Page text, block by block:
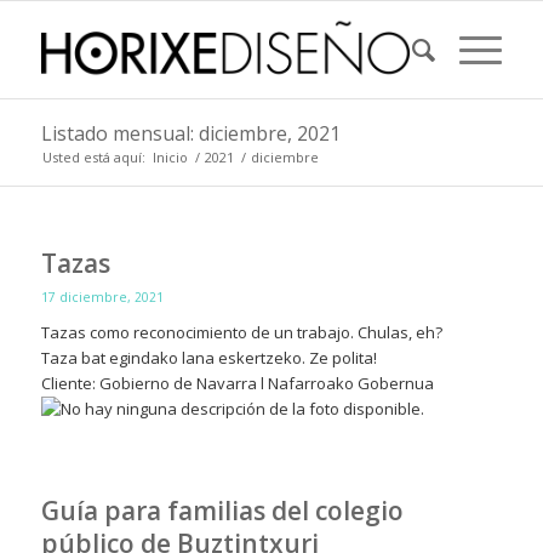
Listado mensual: diciembre, 2021
Usted está aquí: Inicio / 2021 / diciembre
Tazas
17 diciembre, 2021
Tazas como reconocimiento de un trabajo. Chulas, eh?
Taza bat egindako lana eskertzeko. Ze polita!
Cliente: Gobierno de Navarra l Nafarroako Gobernua
Guía para familias del colegio
público de Buztintxuri